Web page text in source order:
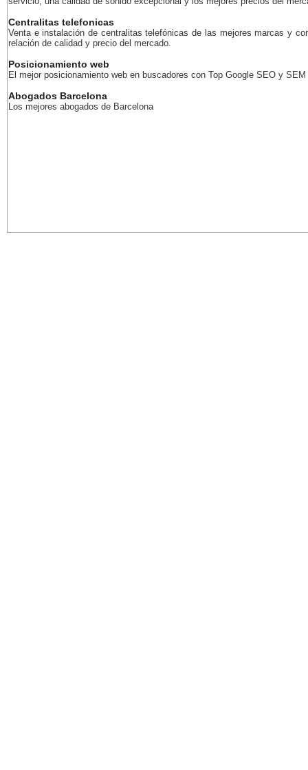
Centralitas telefonicas
Venta e instalación de centralitas telefónicas de las mejores marcas y
relación de calidad y precio del mercado.
Posicionamiento web
El mejor posicionamiento web en buscadores con Top Google SEO y SEM
Abogados Barcelona
Los mejores abogados de Barcelona